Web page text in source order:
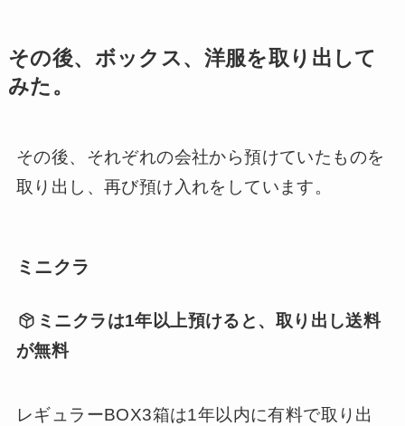
その後、ボックス、洋服を取り出して
みた。
その後、それぞれの会社から預けていたものを
取り出し、再び預け入れをしています。
ミニクラ
ミニクラは1年以上預けると、取り出し送料
が無料
レギュラーBOX3箱は1年以内に有料で取り出